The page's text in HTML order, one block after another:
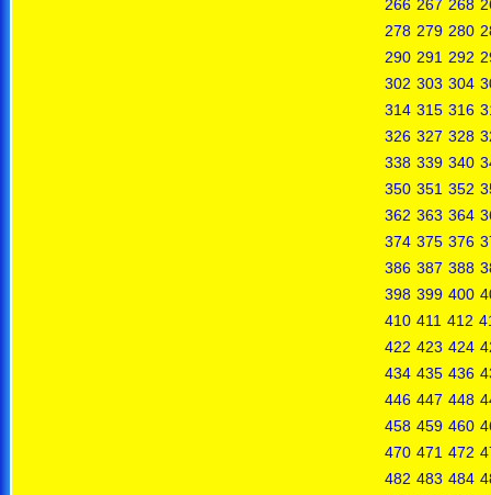
266 267 268
278 279 280
290 291 292
302 303 304
314 315 316
326 327 328
338 339 340
350 351 352
362 363 364
374 375 376
386 387 388
398 399 400
410 411 412
422 423 424
434 435 436
446 447 448
458 459 460
470 471 472
482 483 484